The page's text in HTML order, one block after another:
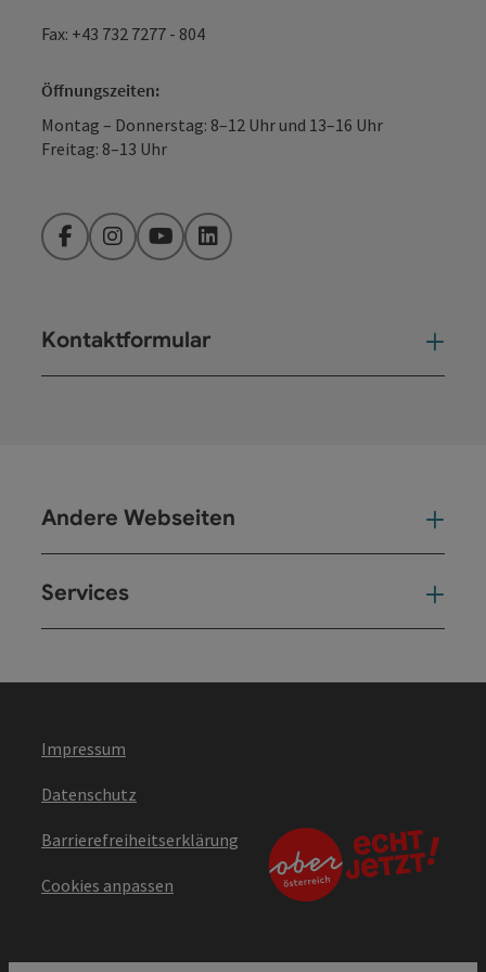
Fax: +43 732 7277 - 804
Öffnungszeiten:
Montag – Donnerstag: 8–12 Uhr und 13–16 Uhr
Freitag: 8–13 Uhr
FacebookInstagramYouTubeLinkedIn
Kontaktformular
Andere Webseiten
Services
Impressum
Datenschutz
Barrierefreiheitserklärung
Cookies anpassen